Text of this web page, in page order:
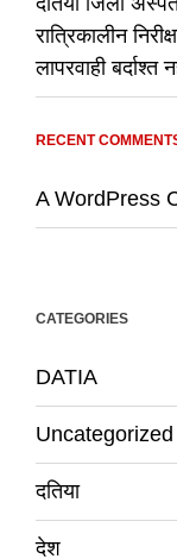
रात्रिकालीन
लापरवाही
RECENT
A WordPress
CATEGORIES
DATIA
Uncategorized
दतिया
देश